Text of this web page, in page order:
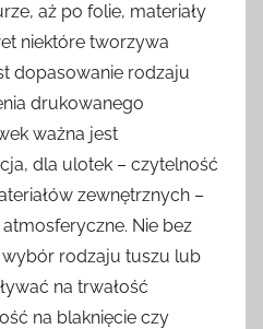
aż po folie, materiały
niektóre tworzywa
dopasowanie rodzaju
drukowanego
ważna jest
dla ulotek – czytelność
zewnętrznych –
Nie bez
rodzaju tuszu lub
na trwałość
na blaknięcie czy